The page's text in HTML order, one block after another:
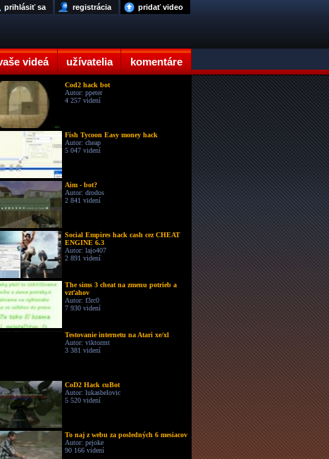
videá užívatelia komentáre
pridať video
registrácia
prihlásiť sa
Cod2 hack bot
Autor: ppeter
4 257 videní
Fish Tycoon Easy money hack
Autor: cheap
5 047 videní
Aim - bot?
Autor: drodos
2 841 videní
Social Empires hack cash cez CHEAT
ENGINE 6.3
Autor: lajo407
2 891 videní
The sims 3 cheat na zmenu potrieb a
vzťahov
Autor: f3rc0
7 930 videní
Testovanie internetu na Atari xe/xl
Autor: viktormt
3 381 videní
CoD2 Hack cuBot
Autor: lukasbelovic
5 520 videní
To naj z webu za posledných 6 mesiacov
Autor: pejoke
90 166 videní